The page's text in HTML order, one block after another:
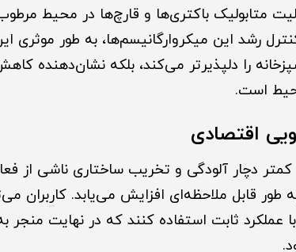
متابولیک باکتری‌ها و قارچ‌ها در محیط
رشد این میکروارگانیسم‌ها، به طور موثری
را دلپذیرتر می‌کند، بلکه نشان‌دهنده
است.
اقتصادی
دچار آلودگی و تخریب ساختاری ناشی از
قابل ملاحظه‌ای افزایش می‌یابد. کاربران
عملکرد ثابت استفاده کنند که در نهایت منجر